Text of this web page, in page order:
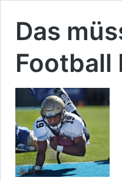
Das
Football